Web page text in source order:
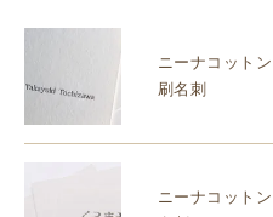
ニーナコット
刷名刺
ニーナコット